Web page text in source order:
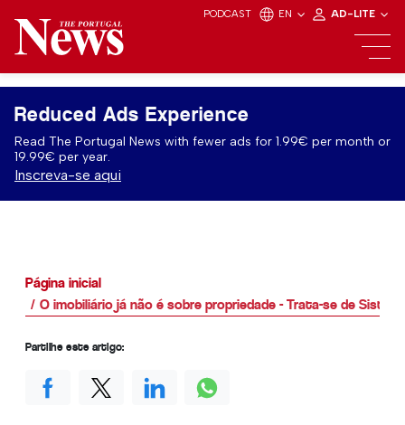
PODCAST EN AD-LITE
Reduced Ads Experience
Read The Portugal News with fewer ads for 1.99€ per month or
19.99€ per year.
Inscreva-se aqui
Página inicial
O imobiliário já não é sobre propriedade - Trata-se de
Partilhe este artigo: